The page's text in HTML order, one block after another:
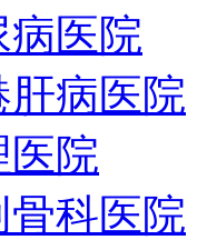
病医院
肝病医院
医院
骨科医院